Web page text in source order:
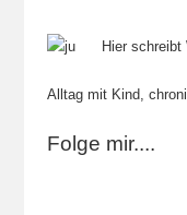
Hier schreibt
Alltag mit Kind,
Folge mir....